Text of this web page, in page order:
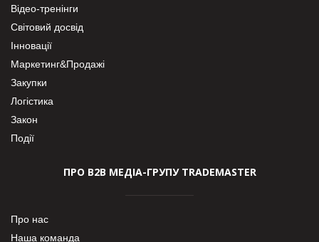
Відео-тренінги
Світовий досвід
Інновації
Маркетинг&Продажі
Закупки
Логістика
Закон
Події
ПРО В2В МЕДІА-ГРУПУ TRADEMASTER
Про нас
Наша команда